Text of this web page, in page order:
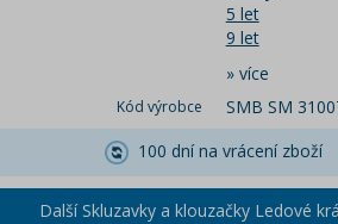
5 let
9 let
» více
Kód výrobce
SMB SM
100 dní na vrácení zboží
Další Skluzavky a klouzačky Ledové